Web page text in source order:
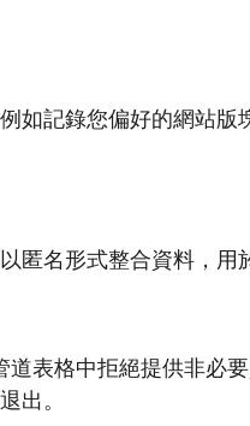
如記錄您偏好的網站
匿名形式整合資料，用
表格中拒絕提供非必
出。